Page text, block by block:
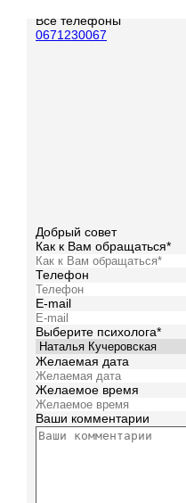
Все телефоны
0671230067
Добрый совет
Как к Вам обращаться*
Телефон
E-mail
Выберите психолога*
Желаемая дата
Желаемое время
Ваши комментарии